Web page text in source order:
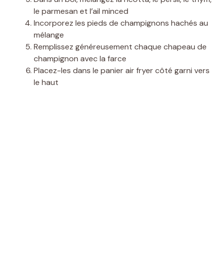
le parmesan et l’ail minced
Incorporez les pieds de champignons hachés au
mélange
Remplissez généreusement chaque chapeau de
champignon avec la farce
Placez-les dans le panier air fryer côté garni vers
le haut